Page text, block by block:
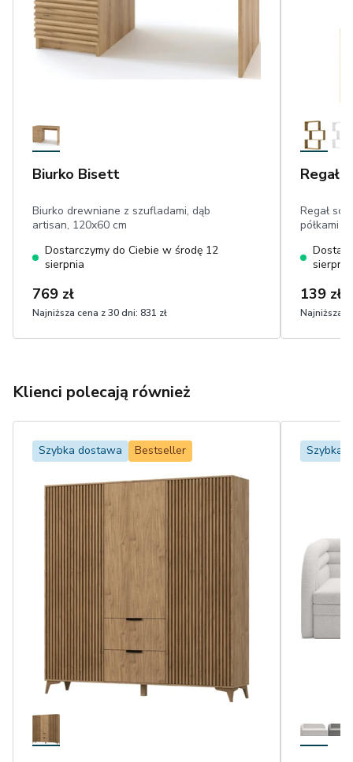
Biurko Bisett
Biurko drewniane z szufladami, dąb
artisan, 120x60 cm
Dostarczymy do Ciebie w środę 12
sierpnia
769 zł
Najniższa cena z 30 dni: 831 zł
Regał
Regał
półkami
sierpnia
139 zł
Najniższa
Klienci polecają również
Szybka dostawa Bestseller Szybka